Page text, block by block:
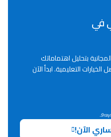
في
بتحليل اهتماماتك
التعليمية. ابدأ الآن
الآن!